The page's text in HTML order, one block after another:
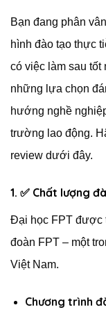
Bạn đang phân
hình đào tạo thực
có việc làm sau tốt
những lựa chọn
hướng nghề
trường lao động.
review dưới đây.
1. ✅ Chất lượng
Đại học FPT được
đoàn FPT – một
Việt Nam.
Chương trình